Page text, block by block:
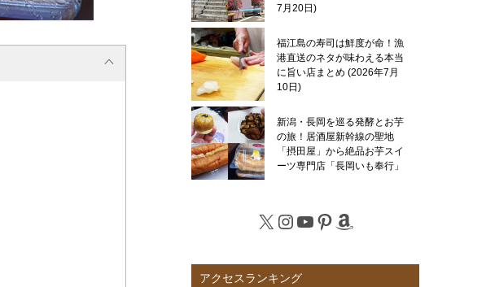
7月20日
福江島の寿司は鮮度が命！漁
港直送のネタが味わえる本当
に旨い店まとめ 2026年7月
10日
新潟・長岡を巡る発酵とお芋
の旅！居酒屋新幹線の聖地
「摂田屋」から絶品お芋スイ
ーツ専門店「長岡いも奉行」
X Instagram
YouTube
Pinterest
Amazon
アクセスランキング